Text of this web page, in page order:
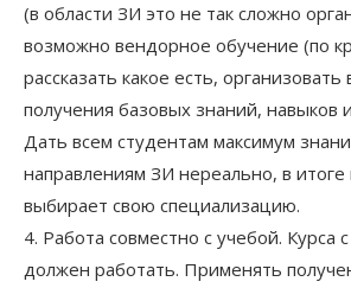
(в области ЗИ это не так сложно
возможно вендорное обучение (по
рассказать какое есть,
получения базовых знаний, навыков
Дать всем студентам максимум
направлениям ЗИ нереально, в
выбирает свою специализацию.
4. Работа совместно с учебой. Курса
должен работать. Применять